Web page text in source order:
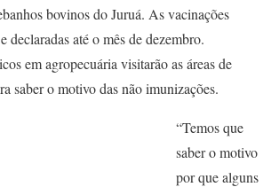
bovinos do Juruá. As vacinações
declaradas até o mês de dezembro.
em agropecuária visitarão as áreas de
saber o motivo das não imunizações.
“Temos que
saber o motivo
por que alguns